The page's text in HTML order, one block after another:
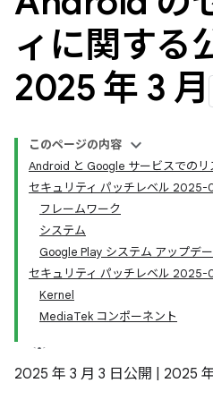
ィに関する
2025 年 3 月
このページの内容
Android と Google サービスでのリ
セキュリティ パッチレベル
フレームワーク
システム
Google Play システム アップデ
セキュリティ パッチレベル
Kernel
MediaTek コンポーネント
2025 年 3 月 3 日公開 | 2025